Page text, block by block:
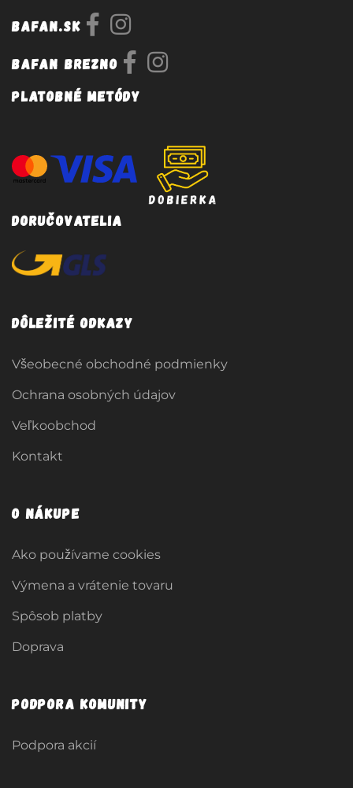
Bafan.sk
Bafan Brezno
Platobné metódy
Doručovatelia
Dôležité odkazy
Všeobecné obchodné podmienky
Ochrana osobných údajov
Veľkoobchod
Kontakt
O nákupe
Ako používame cookies
Výmena a vrátenie tovaru
Spôsob platby
Doprava
Podpora komunity
Podpora akcií